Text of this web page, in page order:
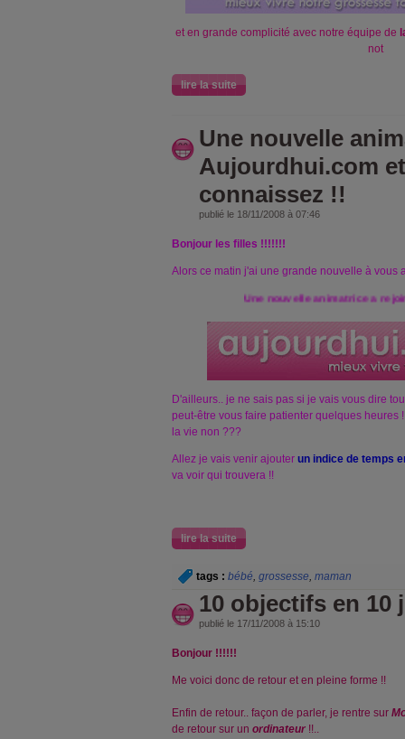
et en grande complicité avec notre équipe de
not
lire la suite
Une nouvelle
Aujourdhui.com
connaissez !!
publié le 18/11/2008 à 07:46
Bonjour les filles !!!!!!!
Alors ce matin j'ai une grande nouvelle à vous
Une nouvelle animatrice a rejoins
D'ailleurs.. je ne sais pas si je vais vous dire
peut-être vous faire patienter quelques heures
la vie non ???
Allez je vais venir ajouter un indice de temps
va voir qui trouvera !!
lire la suite
tags : bébé, grossesse, maman
10 objectifs en 10
publié le 17/11/2008 à 15:10
Bonjour !!!!!!
Me voici donc de retour et en pleine forme !!
Enfin de retour.. façon de parler, je rentre sur
de retour sur un ordinateur !!..